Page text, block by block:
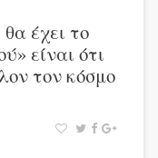
έχει το
είναι ότι
τον κόσμο